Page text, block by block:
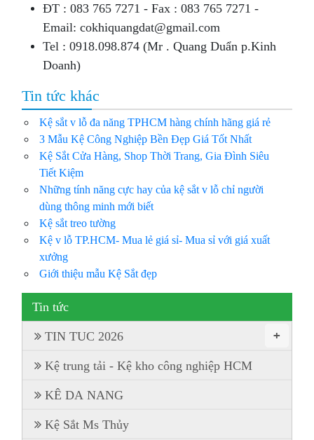
ÐT : 083 765 7271 - Fax : 083 765 7271 -
Email: cokhiquangdat@gmail.com
Tel : 0918.098.874 (Mr . Quang Duẩn p.Kinh
Doanh)
Tin tức khác
Kệ sắt v lỗ đa năng TPHCM hàng chính hãng giá rẻ
3 Mẫu Kệ Công Nghiệp Bền Đẹp Giá Tốt Nhất
Kệ Sắt Cửa Hàng, Shop Thời Trang, Gia Đình Siêu
Tiết Kiệm
Những tính năng cực hay của kệ sắt v lỗ chỉ người
dùng thông minh mới biết
Kệ sắt treo tường
Kệ v lỗ TP.HCM- Mua lẻ giá sỉ- Mua sỉ với giá xuất
xưởng
Giới thiệu mẫu Kệ Sắt đẹp
Tin tức
+
TIN TUC 2026
Kệ trung tải - Kệ kho công nghiệp HCM
KÊ DA NANG
Kệ Sắt Ms Thủy